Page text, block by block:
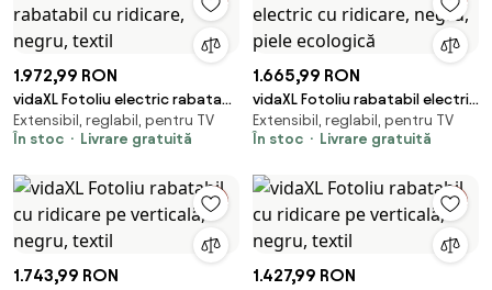
1.972,99 RON
vidaXL Fotoliu electric rabatabil
cu ridicare, negru, textil
Extensibil, reglabil, pentru TV
În stoc
Livrare gratuită
1.665,99 RON
vidaXL Fotoliu rabatabil electric
cu ridicare, negru, piele
ecologică
Extensibil, reglabil, pentru TV
În stoc
Livrare gratuită
1.743,99 RON 1.427,99 RON